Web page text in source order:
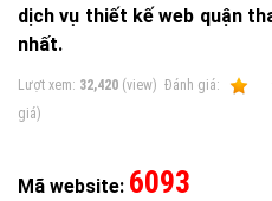
dịch vụ thiết kế web quận
nhất.
Lượt xem: 32,420 (view) Ðánh giá:
giá)
Mã website: 6093